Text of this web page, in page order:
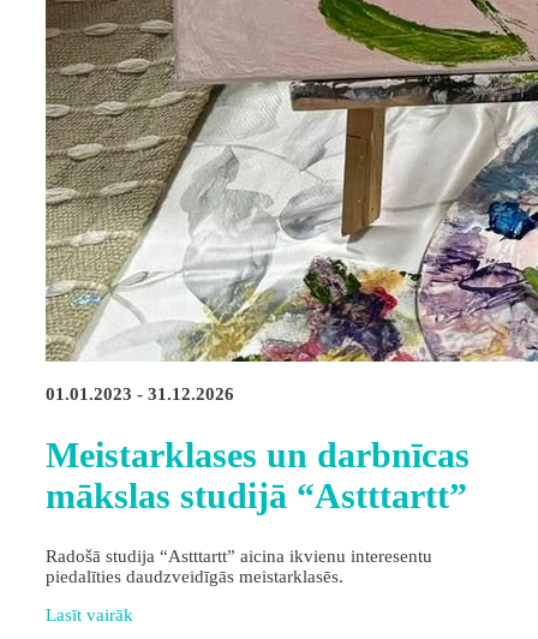
01.01.2023 - 31.12.2026
Meistarklases un darbnīcas
mākslas studijā “Astttartt”
Radošā studija “Astttartt” aicina ikvienu interesentu
piedalīties daudzveidīgās meistarklasēs.
Lasīt vairāk